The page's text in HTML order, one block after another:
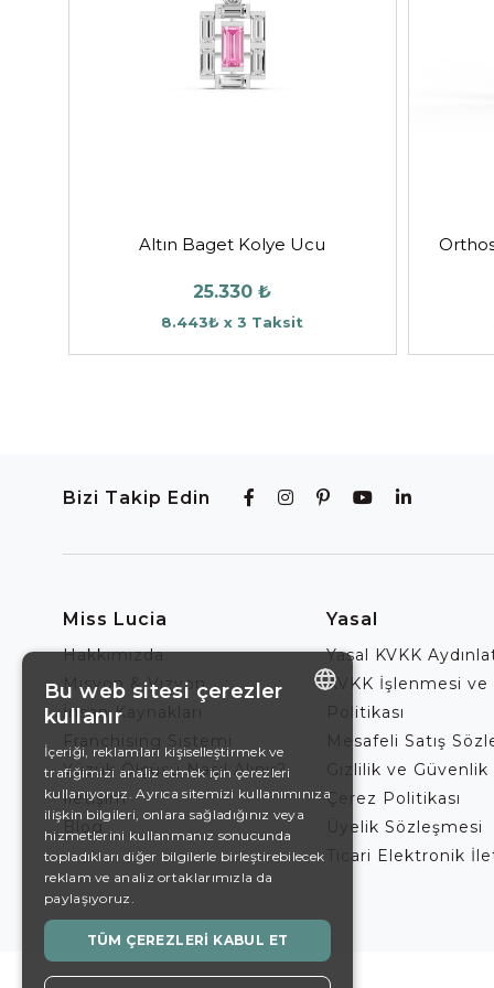
Altın Baget Kolye Ucu
25.330 ₺
8.443₺ x 3 Taksit
Bizi Takip Edin
Miss Lucia
Hakkımızda
Misyon & Vizyon
İnsan Kaynakları
Yüzük Ölçüsü Nasıl Alınır?
İletişim
Blog
Yasal
Yasal KVKK
KVKK İşlenmesi ve
Politikası
Mesafeli Satış
Gizlilik ve Güvenlik
Çerez Politikası
Üyelik Sözleşmesi
Ticari Elektronik
DE
EN
SWEDISH
TURKISH
Bu web sitesi çerezler
kullanır
İçeriği, reklamları kişiselleştirmek ve
trafiğimizi analiz etmek için çerezleri
kullanıyoruz. Ayrıca sitemizi kullanımınıza
ilişkin bilgileri, onlara sağladığınız veya
hizmetlerini kullanmanız sonucunda
topladıkları diğer bilgilerle birleştirebilecek
reklam ve analiz ortaklarımızla da
paylaşıyoruz.
TÜM ÇEREZLERI KABUL ET